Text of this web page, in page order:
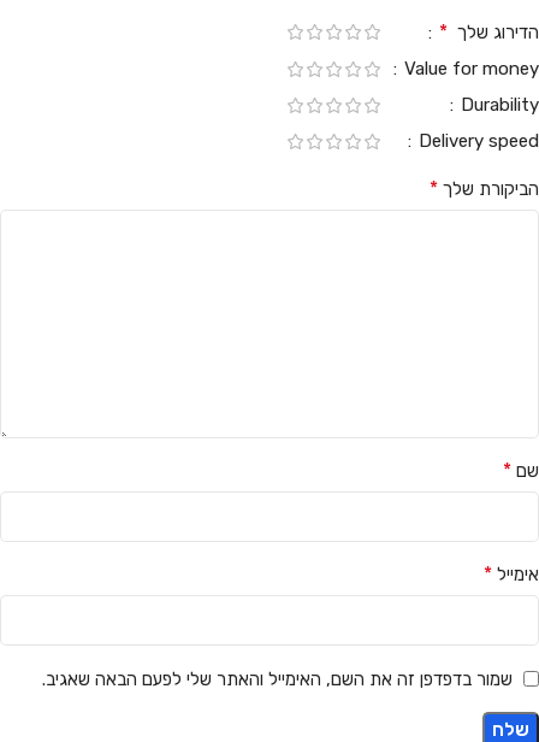
הדירוג שלך *
Value for money
Durability
Delivery speed
הביקורת שלך *
שם *
אימייל *
שמור בדפדפן זה את השם, האימייל והאתר שלי לפעם הבאה שאגיב.